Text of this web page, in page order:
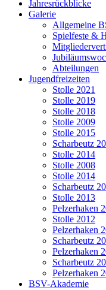
Jahresrückblicke
Galerie
Allgemeine
Spielfeste &
Abteilungen
Jugendfreizeiten
Stolle 2021
Stolle 2019
Stolle 2018
Stolle 2009
Stolle 2015
Scharbeutz
Stolle 2014
Stolle 2008
Stolle 2014
Scharbeutz
Stolle 2013
Pelzerhaken
Stolle 2012
Pelzerhaken
Scharbeutz
Pelzerhaken
Scharbeutz
Pelzerhaken
BSV-Akademie